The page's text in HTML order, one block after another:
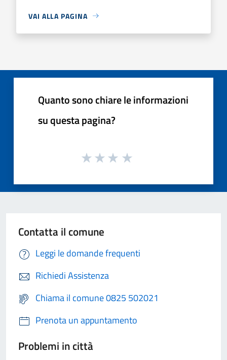
VAI ALLA PAGINA
Quanto sono chiare le informazioni
su questa pagina?
Contatta il comune
Leggi le domande frequenti
Richiedi Assistenza
Chiama il comune 0825 502021
Prenota un appuntamento
Problemi in città